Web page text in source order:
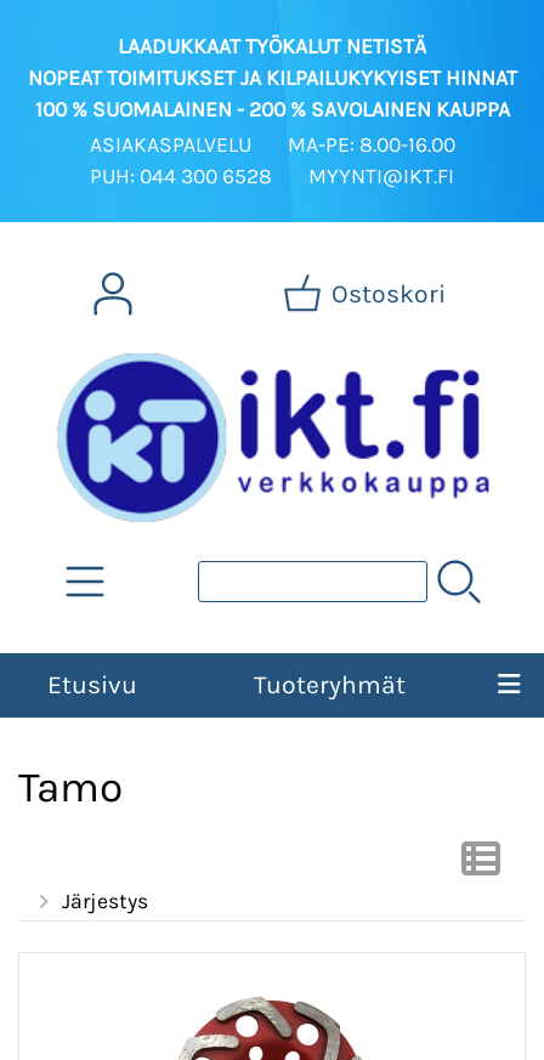
LAADUKKAAT TYÖKALUT NETISTÄ
NOPEAT TOIMITUKSET JA KILPAILUKYKYISET HINNAT
100 % SUOMALAINEN - 200 % SAVOLAINEN KAUPPA
ASIAKASPALVELU
MA-PE: 8.00-16.00
PUH: 044 300 6528
MYYNTI@IKT.FI
Ostoskori
Etusivu Tuoteryhmät
Tamo
Järjestys